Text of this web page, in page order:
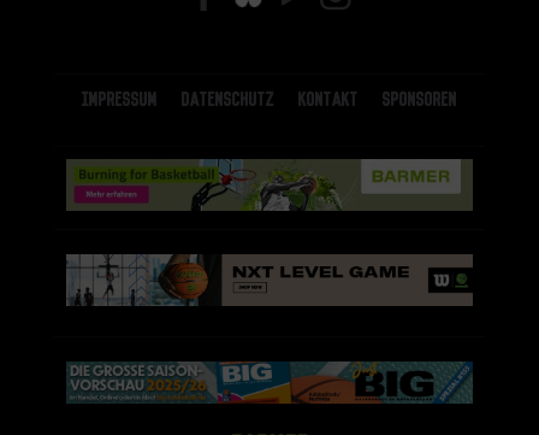
Impressum Datenschutz Kontakt Sponsoren